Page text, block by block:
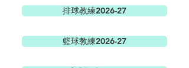
排球教練2026-27
籃球教練2026-27